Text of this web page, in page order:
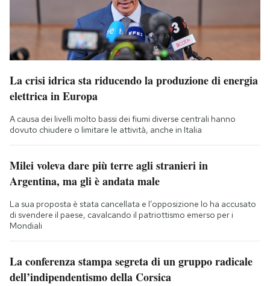
La crisi idrica sta riducendo la produzione di energia
elettrica in Europa
A causa dei livelli molto bassi dei fiumi diverse centrali hanno
dovuto chiudere o limitare le attività, anche in Italia
Milei voleva dare più terre agli stranieri in
Argentina, ma gli è andata male
La sua proposta è stata cancellata e l’opposizione lo ha accusato
di svendere il paese, cavalcando il patriottismo emerso per i
Mondiali
La conferenza stampa segreta di un gruppo radicale
dell’indipendentismo della Corsica